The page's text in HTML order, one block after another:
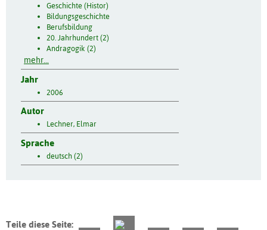
Geschichte (Histor)
Bildungsgeschichte
Berufsbildung
20. Jahrhundert (2)
Andragogik (2)
mehr...
Jahr
2006
Autor
Lechner, Elmar
Sprache
deutsch (2)
Teile diese Seite: